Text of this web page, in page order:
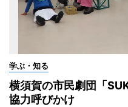
学ぶ・知る
横須賀の市民劇団「
協力呼びかけ